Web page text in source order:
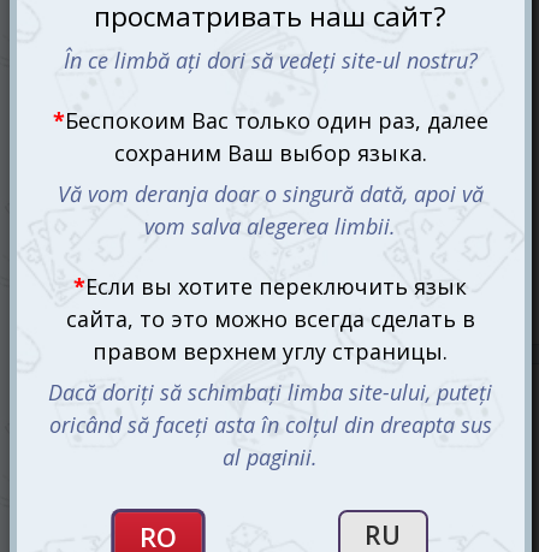
Идем на рыбалку (Gone Fishin)
80 mdl